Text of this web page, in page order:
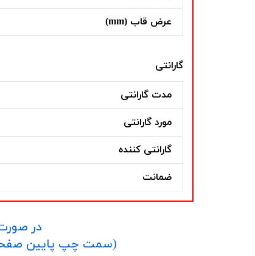
عرض قاب (mm)
گارانتی
مدت گارانتی
مورد گارانتی
گارانتی کننده
ضمانت
در
​​​​​​​(سمت چپ پایین صفحه) و یا شماره 09152458635 در واتساپ یا